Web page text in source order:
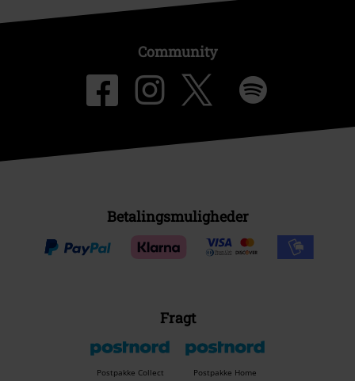
Community
Betalingsmuligheder
Fragt
Postpakke Collect Postpakke Home